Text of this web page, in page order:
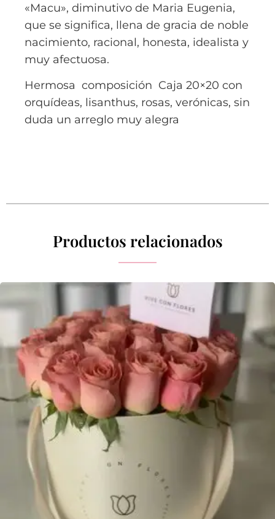
«Macu», diminutivo de Maria Eugenia,
que se significa, llena de gracia de noble
nacimiento, racional, honesta, idealista y
muy afectuosa.
Hermosa composición Caja 20×20 con
orquídeas, lisanthus, rosas, verónicas, sin
duda un arreglo muy alegra
Productos relacionados